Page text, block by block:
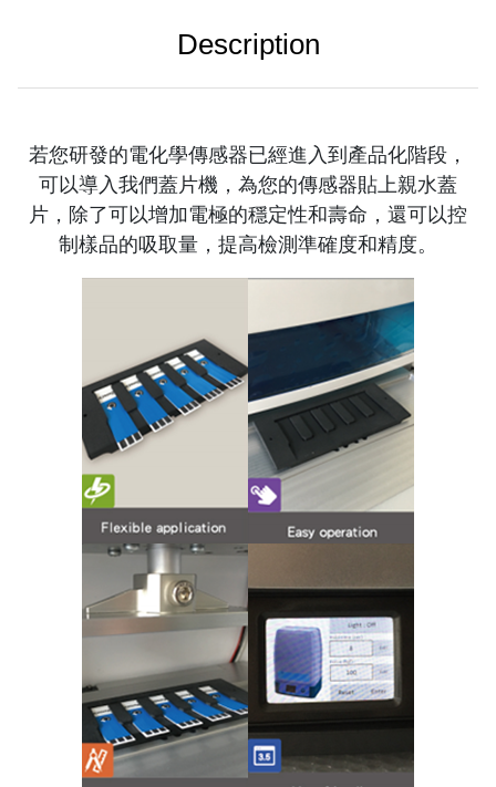
Description
若您研發的電化學傳感器已經進入到產品化階段，
可以導入我們蓋片機，為您的傳感器貼上親水蓋
片，除了可以增加電極的穩定性和壽命，還可以控
制樣品的吸取量，提高檢測準確度和精度。